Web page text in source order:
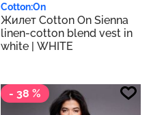
Cotton:On
Жилет Cotton On Sienna
linen-cotton blend vest in
white | WHITE
- 38 %